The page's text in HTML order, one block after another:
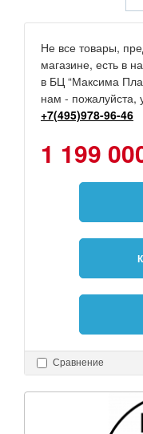
Не все товары,
магазине, есть в
в БЦ “Максима
нам - пожалуйста,
+7(495)978-96-46
1 199
Сравнение